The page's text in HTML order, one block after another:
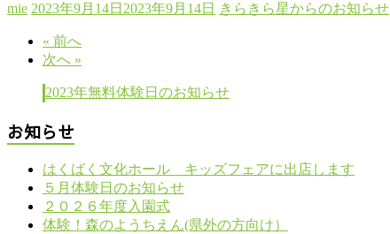
mie 2023年9月14日 2023年9月14日 きらきら星からのお知らせ
« 前へ
次へ »
2023年無料体験日のお知らせ
お知らせ
はくばく文化ホール キッズフェアに出店します
５月体験日のお知らせ
２０２６年度入園式
体験！森のようちえん(県外の方向け）